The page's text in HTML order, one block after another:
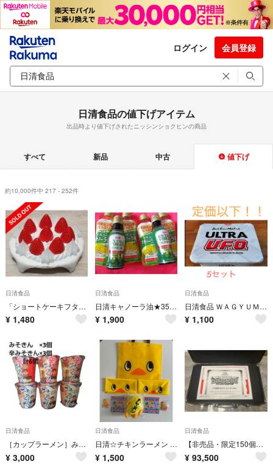
ログイン 会員登録
日清食品の値下げアイテム
出品時より値下げされたニッシンショクヒンの商品
すべて 新品 中古 値下げ
約10,000件中 217 - 252件
日清食品
「ショートケーキフタどめフィギュア」 日清食品 限定品・非売品
¥ 1,480
日清食品
日清キャノーラ油★350g×4本＆エキストラバージンオリーブオイル 145g2本
¥ 1,900
日清食品
日清食品 ＷＡＧＹＵＭＡＦＩＡＵＦＯ 5個セット
¥ 1,100
日清食品
［カップラーメン］みそきん×3 + 辛みそきん×3 計6個セット 食べ比べ
¥ 3,000
日清食品
日清☆チキンラーメン グッズセット☆カレーメシぬいぐるみ ハンカチ 三角巾など
¥ 1,500
日清食品
【非売品・限定150個】カップヌードルクエストII 麻雀牌
¥ 93,500